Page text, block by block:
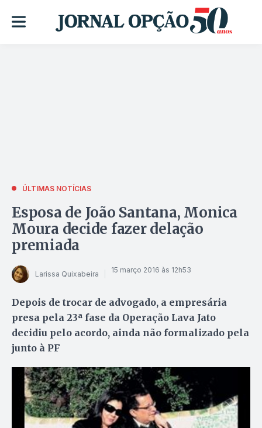
ÚLTIMAS NOTÍCIAS
Esposa de João Santana, Monica
Moura decide fazer delação
premiada
Larissa Quixabeira 15 março 2016 às 12h53
Depois de trocar de advogado, a empresária
presa pela 23ª fase da Operação Lava Jato
decidiu pelo acordo, ainda não formalizado pela
junto à PF